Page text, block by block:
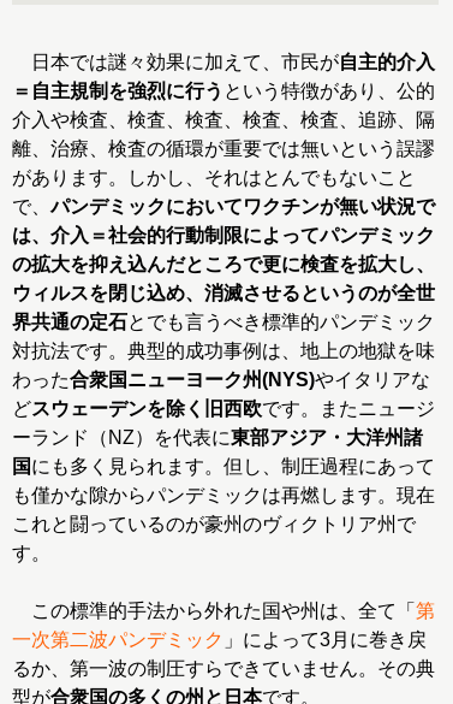
日本では謎々効果に加えて、市民が自主的介入
＝自主規制を強烈に行う という特徴があり、公的
介入や検査、検査、検査、検査、検査、追跡、隔
離、治療、検査の循環が重要では無いという誤謬
があります。しかし、それはとんでもないこと
で、パンデミックにおいてワクチンが無い状況で
は、介入＝社会的行動制限によってパンデミック
の拡大を抑え込んだところで更に検査を拡大し、
ウィルスを閉じ込め、消滅させるというのが全世
界共通の定石とでも言うべき標準的パンデミック
対抗法です。典型的成功事例は、地上の地獄を味
わった合衆国ニューヨーク州(NYS)やイタリアな
どスウェーデンを除く旧西欧です。またニュージ
ーランド（NZ）を代表に東部アジア・大洋州諸
国にも多く見られます。但し、制圧過程にあって
も僅かな隙からパンデミックは再燃します。現在
これと闘っているのが豪州のヴィクトリア州で
す。
この標準的手法から外れた国や州は、全て「 第
一次第二波パンデミック 」によって3月に巻き戻
るか、第一波の制圧すらできていません。その典
型が合衆国の多くの州と日本です。